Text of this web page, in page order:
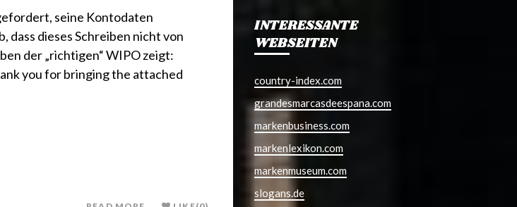
seine Kontodaten
dass dieses Schreiben nicht von
der „richtigen“ WIPO zeigt:
you for bringing the attached
INTERESSANTE
WEBSEITEN
country-index.com
grandesmarcasdeespana.com
markenbusiness.com
markenlexikon.com
markenmuseum.com
slogans.de